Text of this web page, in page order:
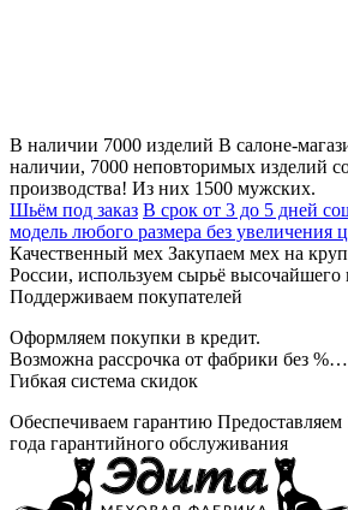
В наличии 7000 изделий В салоне-
наличии, 7000 неповторимых изделий
производства! Из них 1500 мужских.
Шьём под заказ В срок от 3 до 5 дней
модель любого размера без увеличения
Качественный мех Закупаем мех на
России, используем сырьё высочайшего
Поддерживаем покупателей
Оформляем покупки в кредит.
Возможна рассрочка от фабрики без %…
Гибкая система скидок
Обеспечиваем гарантию Предоставляем
года гарантийного обслуживания